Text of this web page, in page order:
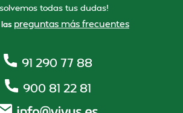
todas tus dudas!
preguntas más frecuentes
91 290 77 88
900 81 22 81